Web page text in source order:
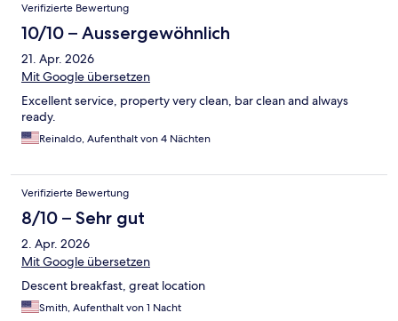
Verifizierte Bewertung
10/10 – Aussergewöhnlich
21. Apr. 2026
Mit Google übersetzen
Excellent service, property very clean, bar clean and always
ready.
Reinaldo, Aufenthalt von 4 Nächten
Verifizierte Bewertung
8/10 – Sehr gut
2. Apr. 2026
Mit Google übersetzen
Descent breakfast, great location
Smith, Aufenthalt von 1 Nacht